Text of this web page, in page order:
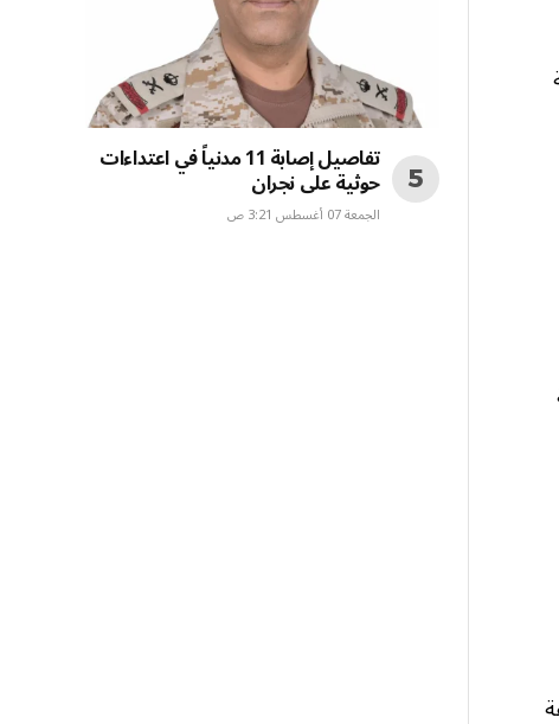
تفاصيل إصابة 11 مدنياً في اعتداءات
حوثية على نجران
الجمعة 07 أغسطس 3:21 ص